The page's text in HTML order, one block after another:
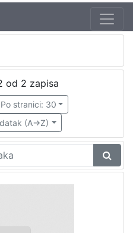
od 2 zapisa
Po stranici: 30
(A->Z)